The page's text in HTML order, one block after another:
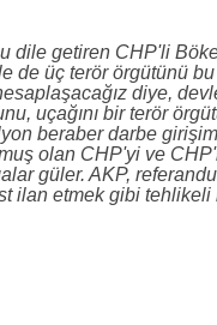
dile getiren CHP'li
de üç terör örgütünü
diye,
uçağını bir terör
beraber darbe
olan CHP'yi ve
güler. AKP,
ilan etmek gibi